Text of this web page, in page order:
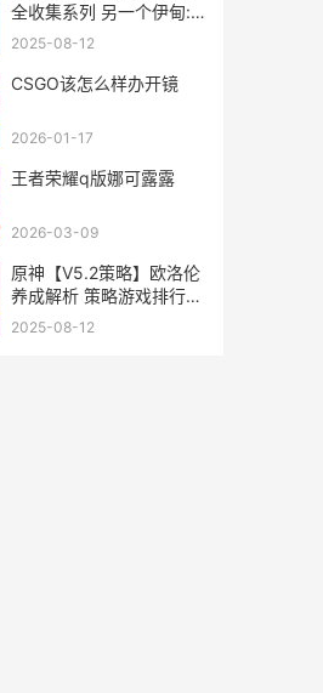
全收集系列 另一个伊甸:
超越时空的猫第二十六
2025-08-12
CSGO该怎么样办开镜
2026-01-17
王者荣耀q版娜可露露
2026-03-09
原神【V5.2策略】欧洛伦
养成解析 策略游戏排行榜
前十名
2025-08-12